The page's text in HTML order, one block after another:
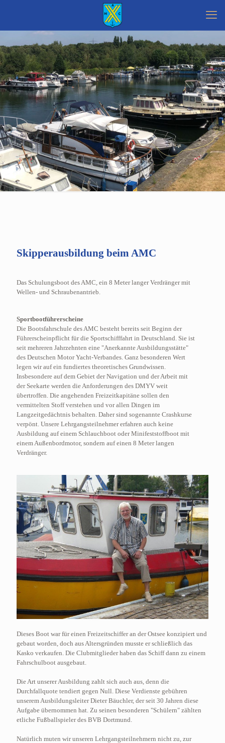
Skipperausbildung beim AMC
Das Schulungsboot des AMC, ein 8 Meter langer Verdränger mit
Wellen- und Schraubenantrieb.
Sportbootführerscheine
Die Bootsfahrschule des AMC besteht bereits seit Beginn der
Führerscheinpflicht für die Sportschifffahrt in Deutschland. Sie ist
seit mehreren Jahrzehnten eine "Anerkannte Ausbildungsstätte"
des Deutschen Motor Yacht-Verbandes. Ganz besonderen Wert
legen wir auf ein fundiertes theoretisches Grundwissen.
Insbesondere auf dem Gebiet der Navigation und der Arbeit mit
der Seekarte werden die Anforderungen des DMYV weit
übertroffen. Die angehenden Freizeitkapitäne sollen den
vermittelten Stoff verstehen und vor allen Dingen im
Langzeitgedächtnis behalten. Daher sind sogenannte Crashkurse
verpönt. Unsere Lehrgangsteilnehmer erfahren auch keine
Ausbildung auf einem Schlauchboot oder Minifeststoffboot mit
einem Außenbordmotor, sondern auf einen 8 Meter langen
Verdränger.
Dieses Boot war für einen Freizeitschiffer an der Ostsee konzipiert und
gebaut worden, doch aus Altersgründen musste er schließlich das
Kasko verkaufen. Die Clubmitglieder haben das Schiff dann zu einem
Fahrschulboot ausgebaut.
Die Art unserer Ausbildung zahlt sich auch aus, denn die
Durchfallquote tendiert gegen Null. Diese Verdienste gebühren
unserem Ausbildungsleiter Dieter Bäuchler, der seit 30 Jahren diese
Aufgabe übernommen hat. Zu seinen besonderen "Schülern" zählten
etliche Fußballspieler des BVB Dortmund.
Natürlich muten wir unseren Lehrgangsteilnehmern nicht zu, zur